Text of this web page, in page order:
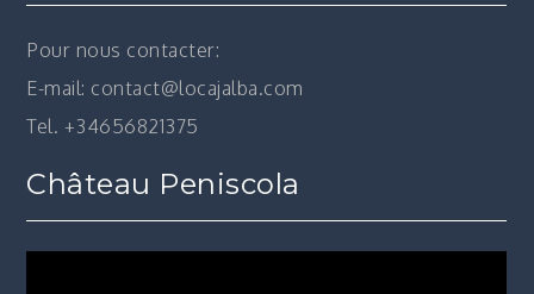
Pour nous contacter:
E-mail: contact@locajalba.com
Tel. +34656821375
Château Peniscola